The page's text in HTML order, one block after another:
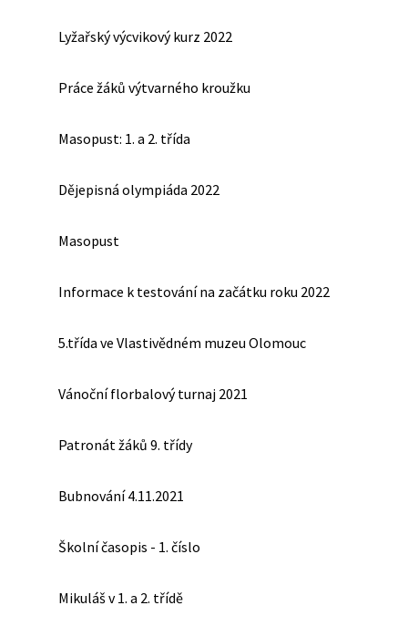
Lyžařský výcvikový kurz 2022
Práce žáků výtvarného kroužku
Masopust: 1. a 2. třída
Dějepisná olympiáda 2022
Masopust
Informace k testování na začátku roku 2022
5.třída ve Vlastivědném muzeu Olomouc
Vánoční florbalový turnaj 2021
Patronát žáků 9. třídy
Bubnování 4.11.2021
Školní časopis - 1. číslo
Mikuláš v 1. a 2. třídě